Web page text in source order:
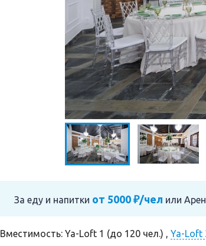
За еду и напитки от 5000 ₽/чел или
Вместимость: Ya-Loft 1 (до 120 чел.) , Ya-Loft